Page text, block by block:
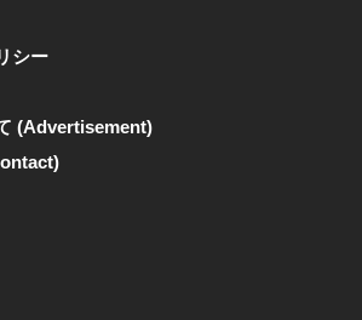
シー
(Advertisement)